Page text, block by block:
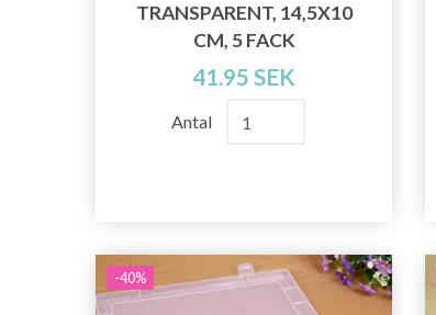
TRANSPARENT, 14,5X10
CM, 5 FACK
41.95 SEK
Antal
-40%